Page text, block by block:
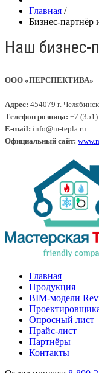
Главная /
Бизнес-партнёр
Наш бизнес-
ООО «ПЕРСПЕКТИВА»
Адрес: 454079 г.
Телефон розница: +7
E-mail: info@m-tepla.ru
Официальный сайт:
Главная
Продукция
BIM-модели
Опросный лист
Прайс-лист
Партнёры
Контакты